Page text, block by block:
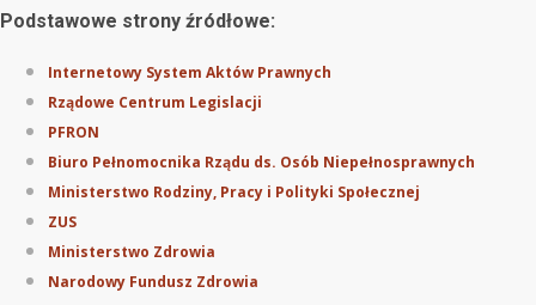
Podstawowe strony źródłowe:
Internetowy System Aktów Prawnych
Rządowe Centrum Legislacji
PFRON
Biuro Pełnomocnika Rządu ds. Osób Niepełnosprawnych
Ministerstwo Rodziny, Pracy i Polityki Społecznej
ZUS
Ministerstwo Zdrowia
Narodowy Fundusz Zdrowia